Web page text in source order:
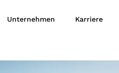
Unternehmen Karriere